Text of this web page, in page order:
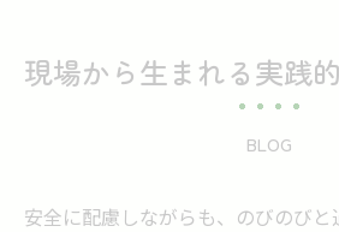
現場から生まれる実践
BLOG
安全に配慮しながらも、のびのび